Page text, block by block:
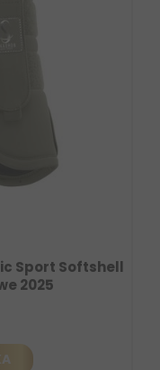
Sport Softshell
2025